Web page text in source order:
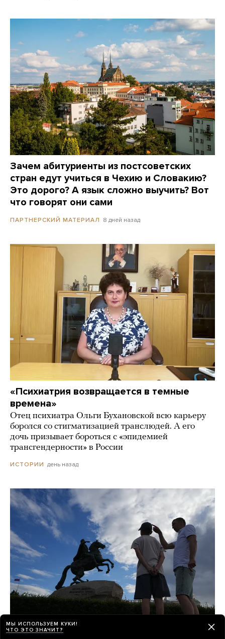
Зачем абитуриенты из постсоветских
стран едут учиться в Чехию и Словакию?
Это дорого? А язык сложно выучить? Вот
что говорят они сами
ПАРТНЕРСКИЙ МАТЕРИАЛ 8 дней назад
«Психиатрия возвращается в темные
времена»
Отец психиатра Ольги Бухановской всю карьеру
боролся со стигматизацией транслюдей. А его
дочь призывает бороться с «эпидемией
трансгендерности» в России
ИСТОРИИ день назад
«Виталий Выбор Миллионов», «За Питер»,
МЫ ИСПОЛЬЗУЕМ КУКИ!
ЧТО ЭТО ЗНАЧИТ?